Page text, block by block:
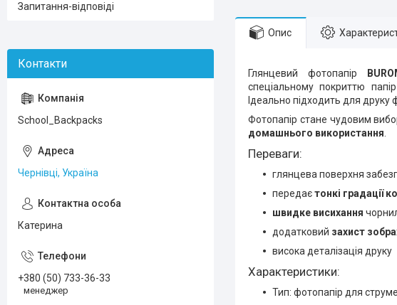
Опис
Глянцевий фотопапір
спеціальному покриттю
Ідеально підходить для друку
Фотопапір стане чудовим
домашнього використання
Переваги:
глянцева поверхня
передаєтонкі градації
швидке висихання
додатковий захист
висока деталізація друку
Характеристики:
Тип: фотопапір для
Запитання-відповіді
School_Backpacks
Чернівці, Україна
Катерина
+380 (50) 733-36-33
менеджер